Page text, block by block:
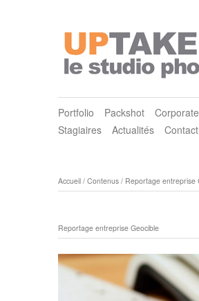
Portfolio Packshot
Corporate
Stagiaires
Actualités Contact
Accueil / Contenus / Reportage entreprise
Reportage entreprise Geocible